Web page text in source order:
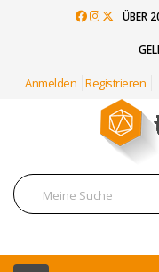
ÜBER
Anmelden Registrieren